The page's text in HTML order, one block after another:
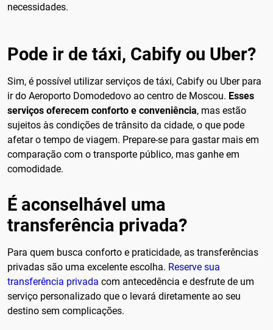
necessidades.
Pode ir de táxi, Cabify ou Uber?
Sim, é possível utilizar serviços de táxi, Cabify ou Uber para
ir do Aeroporto Domodedovo ao centro de Moscou. Esses
serviços oferecem conforto e conveniência, mas estão
sujeitos às condições de trânsito da cidade, o que pode
afetar o tempo de viagem. Prepare-se para gastar mais em
comparação com o transporte público, mas ganhe em
comodidade.
É aconselhável uma
transferência privada?
Para quem busca conforto e praticidade, as transferências
privadas são uma excelente escolha. Reserve sua
transferência privada com antecedência e desfrute de um
serviço personalizado que o levará diretamente ao seu
destino sem complicações.